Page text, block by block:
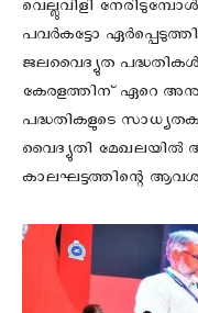
വെല്ലുവിളി
പവർകട്ടോ
ജലവൈദ്യുത പദ്ധതികൾ
കേരളത്തിന്‌ ഏറെ
പദ്ധതികളുടെ
വൈദ്യുതി
കാലഘട്ടത്തിന്റെ